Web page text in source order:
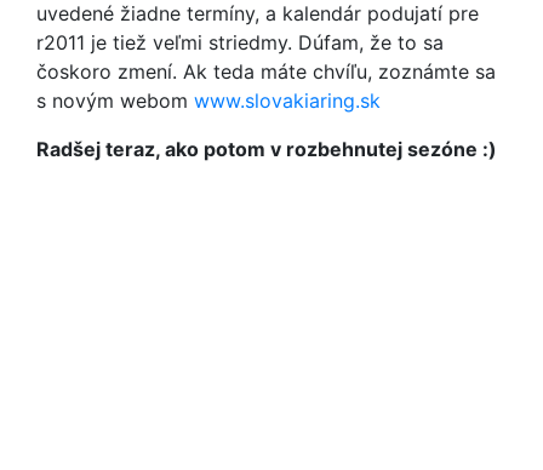
uvedené žiadne termíny, a kalendár podujatí pre
r2011 je tiež veľmi striedmy. Dúfam, že to sa
čoskoro zmení. Ak teda máte chvíľu, zoznámte sa
s novým webom www.slovakiaring.sk
Radšej teraz, ako potom v rozbehnutej sezóne :)